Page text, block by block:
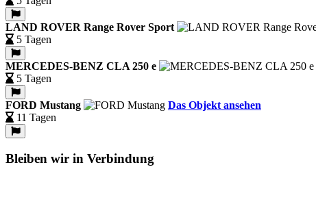
LAND ROVER Range Rover Sport
5 Tagen
MERCEDES-BENZ CLA 250 e
5 Tagen
FORD Mustang
Das Objekt ansehen
11 Tagen
Bleiben wir in Verbindung